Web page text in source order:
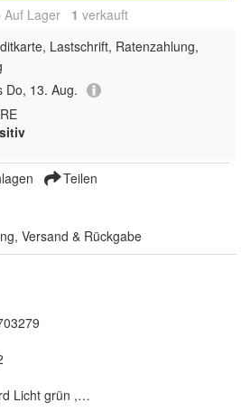
Auf Lager 1 verkauft
Lastschrift, Ratenzahlung,
Do, 13. Aug.
Teilen
Versand & Rückgabe